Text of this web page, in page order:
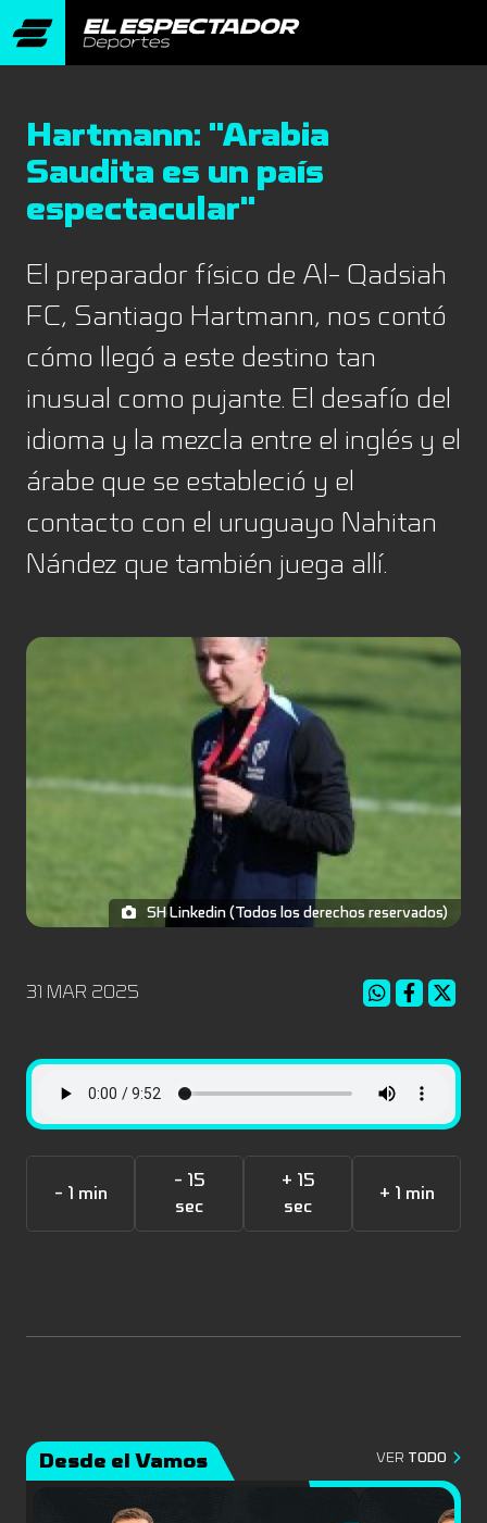
Hartmann: ''Arabia
Saudita es un país
espectacular''
El preparador físico de Al- Qadsiah
FC, Santiago Hartmann, nos contó
cómo llegó a este destino tan
inusual como pujante. El desafío del
idioma y la mezcla entre el inglés y el
árabe que se estableció y el
contacto con el uruguayo Nahitan
Nández que también juega allí.
SH Linkedin (Todos los derechos reservados)
31 MAR 2025
- 1 min
- 15
sec
+ 15
sec
+ 1 min
Desde el Vamos VER TODO